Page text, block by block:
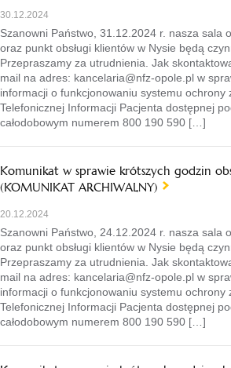
30.12.2024
Szanowni Państwo, 31.12.2024 r. nasza sala
oraz punkt obsługi klientów w Nysie będą
Przepraszamy za utrudnienia. Jak
mail na adres: kancelaria@nfz-opole.pl w
informacji o funkcjonowaniu systemu ochrony
Telefonicznej Informacji Pacjenta dostępnej
całodobowym numerem 800 190 590 […]
Komunikat w sprawie krótszych godzin
(KOMUNIKAT ARCHIWALNY)
20.12.2024
Szanowni Państwo, 24.12.2024 r. nasza sala
oraz punkt obsługi klientów w Nysie będą
Przepraszamy za utrudnienia. Jak
mail na adres: kancelaria@nfz-opole.pl w
informacji o funkcjonowaniu systemu ochrony
Telefonicznej Informacji Pacjenta dostępnej
całodobowym numerem 800 190 590 […]